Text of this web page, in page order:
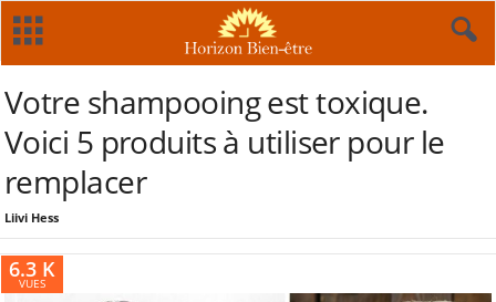
Votre shampooing est toxique.
Voici 5 produits à utiliser pour le
remplacer
Liivi Hess
6.3 K
VUES